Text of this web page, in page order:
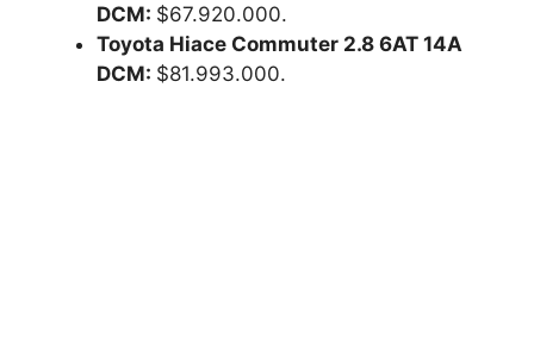
DCM: $67.920.000.
Toyota Hiace Commuter 2.8 6AT 14A
DCM: $81.993.000.